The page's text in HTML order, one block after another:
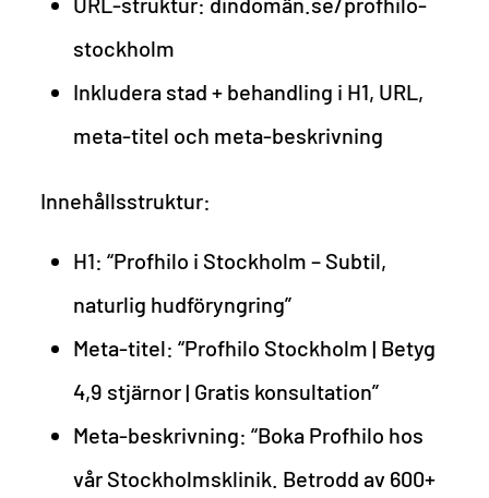
stockholm
Inkludera stad + behandling i H1, URL,
meta-titel och meta-beskrivning
Innehållsstruktur:
H1: “Profhilo i Stockholm – Subtil,
naturlig hudföryngring”
Meta-titel: “Profhilo Stockholm | Betyg
4,9 stjärnor | Gratis konsultation”
Meta-beskrivning: “Boka Profhilo hos
vår Stockholmsklinik. Betrodd av 600+